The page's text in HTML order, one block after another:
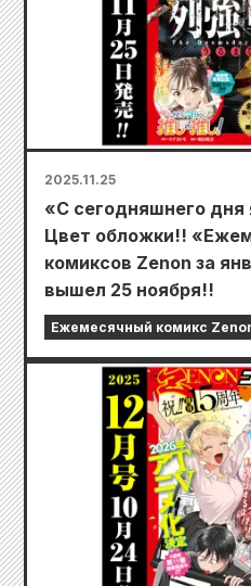
2025.11.25
«С сегодняшнего
Цвет обложки!!
комиксов Zenon за
вышел 25 ноября!!
Ежемесячный комикс